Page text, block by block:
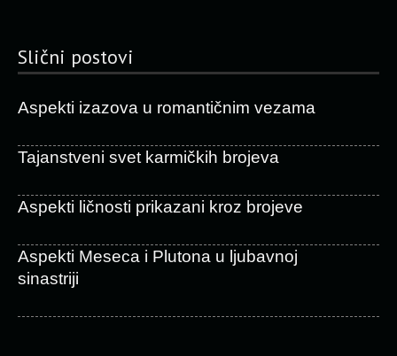
Slični postovi
Aspekti izazova u romantičnim vezama
Tajanstveni svet karmičkih brojeva
Aspekti ličnosti prikazani kroz brojeve
Aspekti Meseca i Plutona u ljubavnoj
sinastriji